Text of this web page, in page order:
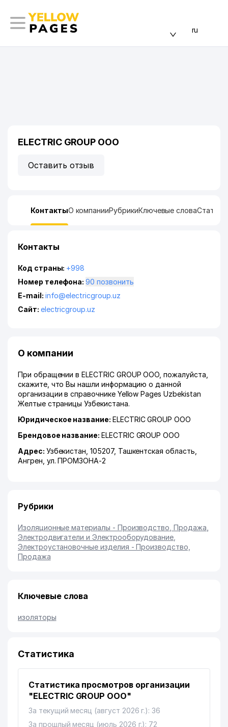
ru
ELECTRIC GROUP ООО
Оставить отзыв
КонтактыО компанииРубрикиКлючевые слова
Контакты
Код страны: +998
Номер телефона:
90 позвонить
E-mail: info@electricgroup.uz
Сайт: electricgroup.uz
О компании
При обращении в ELECTRIC GROUP ООО, пожалуйста,
скажите, что Вы нашли информацию о данной
организации в справочнике Yellow Pages Uzbekistan
Желтые страницы Узбекистана.
Юридическое название: ELECTRIC GROUP ООО
Брендовое название: ELECTRIC GROUP ООО
Адрес: Узбекистан, 105207, Ташкентская область
Ангрен ул. ПРОМЗОНА-2
Рубрики
Изоляционные материалы - Производство, Продажа
Электродвигатели и Электрооборудование
Электроустановочные изделия - Производство,
Продажа
Ключевые слова
изоляторы
Статистика
Статистика просмотров организации
"ELECTRIC GROUP ООО"
За текущий месяц (август 2026 г.): 36
За прошлый месяц (июль 2026 г.): 72